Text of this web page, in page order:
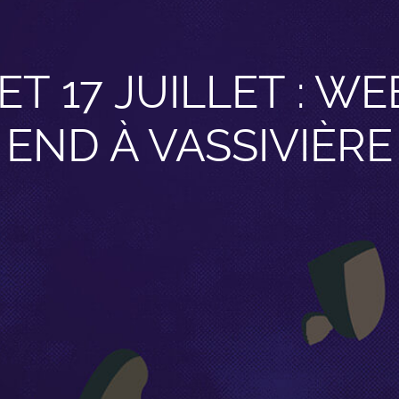
17 JUILLET :
END À VASSIVIÈRE